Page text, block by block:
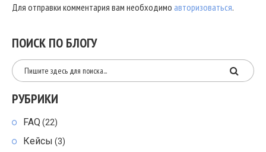
Для отправки комментария вам необходимо авторизоваться.
ПОИСК ПО БЛОГУ
РУБРИКИ
FAQ (22)
Кейсы (3)